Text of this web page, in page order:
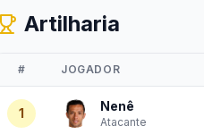
Artilharia
# JOGADOR
1 Nenê
Atacante